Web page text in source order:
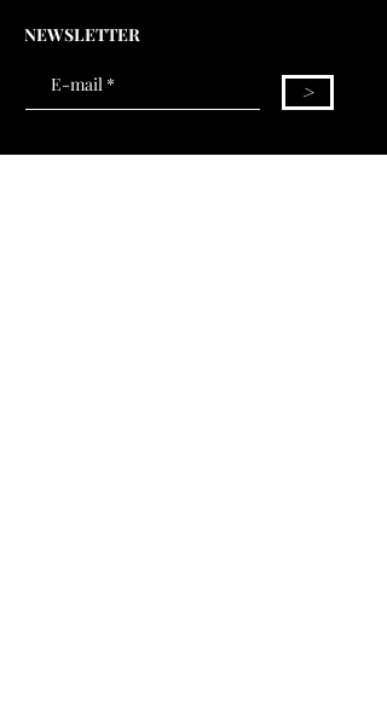
NEWSLETTER
>